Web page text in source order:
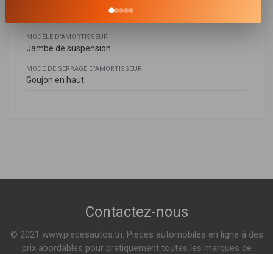
MODÈLE D'AMORTISSEUR
Jambe de suspension
MODE DE SERRAGE D'AMORTISSEUR
Goujon en haut
Voir plus
XDRIVE 20 I 184ch ( 04-2014 > 03-2018 )
Voir plus
Contactez-nous
© 2021 www.piecesautos.tn: Pièces automobiles en ligne à des
prix abordables pour pratiquement toutes les marques de